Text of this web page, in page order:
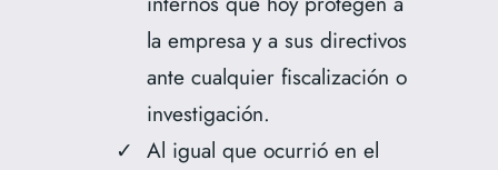
la empresa y a sus directivos
ante cualquier fiscalización o
investigación.
Al igual que ocurrió en el